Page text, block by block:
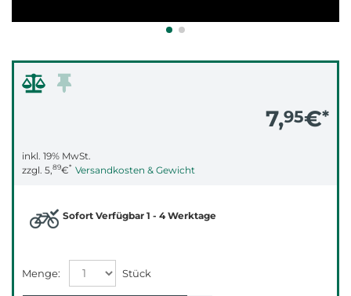
7,95€*
inkl. 19% MwSt.
zzgl. 5,89€* Versandkosten & Gewicht
Sofort Verfügbar 1 - 4 Werktage